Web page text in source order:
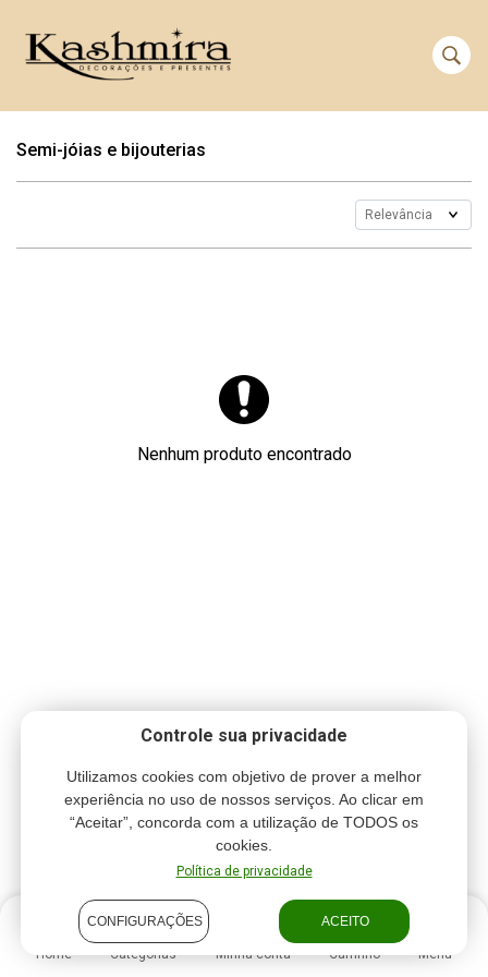
Controle sua privacidade
Utilizamos cookies com objetivo de prover a melhor
experiência no uso de nossos serviços. Ao clicar em
“Aceitar”, concorda com a utilização de TODOS os
cookies.
Política de privacidade
CONFIGURAÇÕES ACEITO
Home Categorias Minha conta Carrinho Menu
Semi-jóias e bijouterias
Nenhum produto encontrado